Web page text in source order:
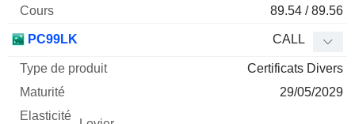
89.54 / 89.56
PC99LK CALL
Certificats Divers
29/05/2029